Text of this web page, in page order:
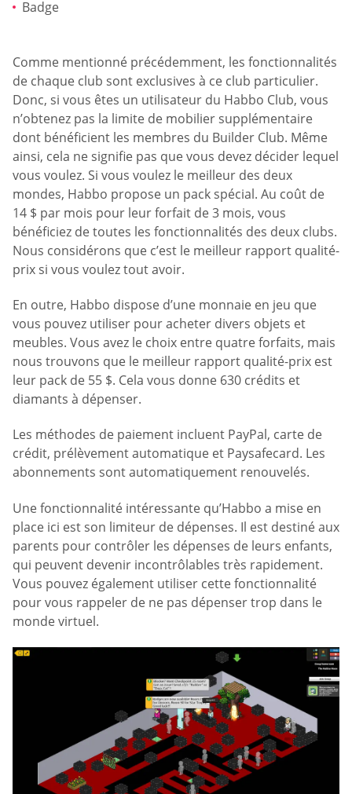
Badge
Comme mentionné précédemment, les fonctionnalités
de chaque club sont exclusives à ce club particulier.
Donc, si vous êtes un utilisateur du Habbo Club, vous
n’obtenez pas la limite de mobilier supplémentaire
dont bénéficient les membres du Builder Club. Même
ainsi, cela ne signifie pas que vous devez décider lequel
vous voulez. Si vous voulez le meilleur des deux
mondes, Habbo propose un pack spécial. Au coût de
14 $ par mois pour leur forfait de 3 mois, vous
bénéficiez de toutes les fonctionnalités des deux clubs.
Nous considérons que c’est le meilleur rapport qualité-
prix si vous voulez tout avoir.
En outre, Habbo dispose d’une monnaie en jeu que
vous pouvez utiliser pour acheter divers objets et
meubles. Vous avez le choix entre quatre forfaits, mais
nous trouvons que le meilleur rapport qualité-prix est
leur pack de 55 $. Cela vous donne 630 crédits et
diamants à dépenser.
Les méthodes de paiement incluent PayPal, carte de
crédit, prélèvement automatique et Paysafecard. Les
abonnements sont automatiquement renouvelés.
Une fonctionnalité intéressante qu’Habbo a mise en
place ici est son limiteur de dépenses. Il est destiné aux
parents pour contrôler les dépenses de leurs enfants,
qui peuvent devenir incontrôlables très rapidement.
Vous pouvez également utiliser cette fonctionnalité
pour vous rappeler de ne pas dépenser trop dans le
monde virtuel.